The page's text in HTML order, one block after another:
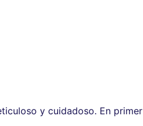
y cuidadoso. En